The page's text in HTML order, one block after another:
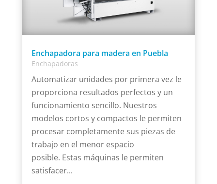
Enchapadora para madera en Puebla
Enchapadoras
Automatizar unidades por primera vez le
proporciona resultados perfectos y un
funcionamiento sencillo. Nuestros
modelos cortos y compactos le permiten
procesar completamente sus piezas de
trabajo en el menor espacio
posible. Estas máquinas le permiten
satisfacer...